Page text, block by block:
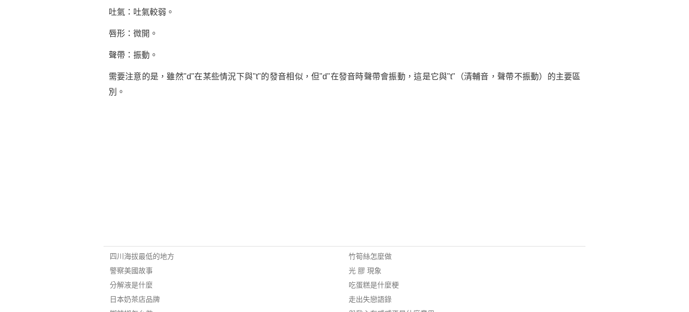
吐氣：吐氣較弱。
唇形：微開。
聲帶：振動。
需要注意的是，雖然"d"在某些情況下與"t"的發音相似，但"d"在發音時聲帶會振動，這是它與"t"（清輔音，聲帶不振動）的主要區
別。
四川海拔最低的地方
警察美國故事
分解液是什麼
日本奶茶店品牌
竹筍絲怎麼做
光 膠 現象
吃蛋糕是什麼梗
走出失戀語錄